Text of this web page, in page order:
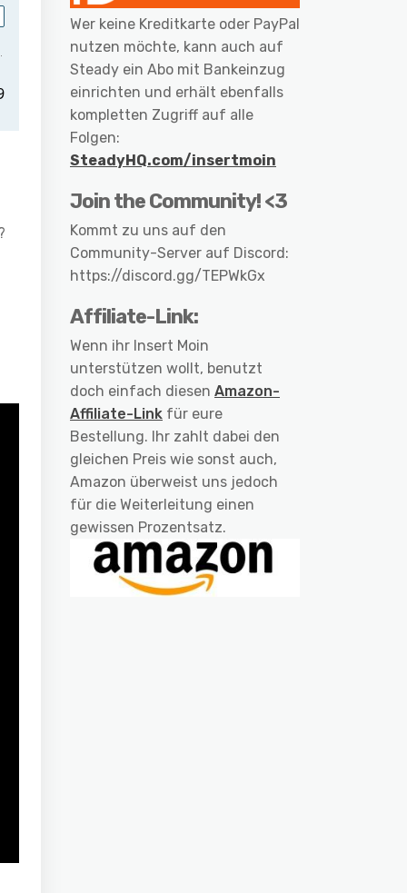
Wer keine Kreditkarte oder PayPal
nutzen möchte, kann auch auf
Steady ein Abo mit Bankeinzug
einrichten und erhält ebenfalls
kompletten Zugriff auf alle
Folgen:
SteadyHQ.com/insertmoin
Join the Community! <3
Kommt zu uns auf den
Community-Server auf Discord:
https://discord.gg/TEPWkGx
Affiliate-Link:
Wenn ihr Insert Moin
unterstützen wollt, benutzt
doch einfach diesen Amazon-
Affiliate-Link für eure
Bestellung. Ihr zahlt dabei den
gleichen Preis wie sonst auch,
Amazon überweist uns jedoch
für die Weiterleitung einen
gewissen Prozentsatz.